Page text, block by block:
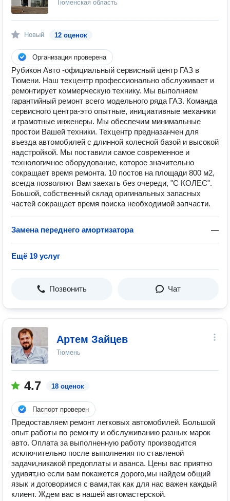
Тюменская область
Новый 12 оценок
Организация проверена
Рубикон Авто -официальный сервисный центр ГАЗ в
Тюмени. Наш техцентр профессионально обслуживает и
ремонтирует коммерческую технику. Мы выполняем
гарантийный ремонт всего модельного ряда ГАЗ. Команда
сервисного центра-это опытные, инициативные механики
и грамотные инженеры. Мы обеспечим минимальные
простои Вашей техники. Техцентр предназанчен для
въезда автомобилей с длинной колесной базой и высокой
надстройкой. Мы поставили самое современное и
технологичное оборудование, которое значительно
сокращает время ремонта. 10 постов на площади 800 м2,
всегда позволяют Вам заехать без очереди, "С КОЛЕС".
Боьшой, собственный склад оригинальных запасных
частей сокращает время поиска необходимой запчасти.
Замена переднего амортизатора —
Ещё 19 услуг
Позвонить Чат
Артем Зайцев
Тюмень
4.7 18 оценок
Паспорт проверен
Предоставляем ремонт легковых автомобилей. Большой
опыт работы по ремонту и обслуживанию разных марок
авто. Оплата за выполненную работу производится
исключительно после выполнения по ставленой
задачи,никакой предоплаты и аванса. Цены вас приятно
удивят,но если вам покажется дорого,мы найдем общий
язык и договоримся с вами,так как для нас важен каждый
клиент. Ждем вас в нашей автомастерской.